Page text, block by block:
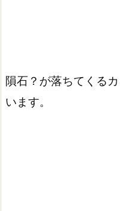
隕石？が落ちてくる
います。